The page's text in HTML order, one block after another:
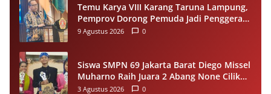
Temu Karya VIII Karang Taruna Lampung,
Pemprov Dorong Pemuda Jadi Penggerak
Ekonomi Desa
9 Agustus 2026 0
Siswa SMPN 69 Jakarta Barat Diego Missel
Muharno Raih Juara 2 Abang None Cilik
dan Remaja Kencur 2026
3 Agustus 2026 0